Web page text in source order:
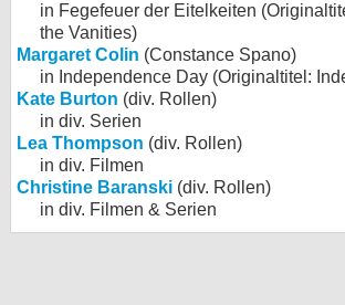
in Fegefeuer der Eitelkeiten
the Vanities)
Margaret Colin (Constance Spano)
in Independence Day (Originaltitel:
Kate Burton (div. Rollen)
in div. Serien
Lea Thompson (div. Rollen)
in div. Filmen
Christine Baranski (div. Rollen)
in div. Filmen & Serien